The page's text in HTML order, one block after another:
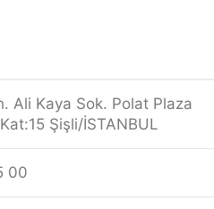
Ali Kaya Sok. Polat Plaza
Şişli/İSTANBUL
00